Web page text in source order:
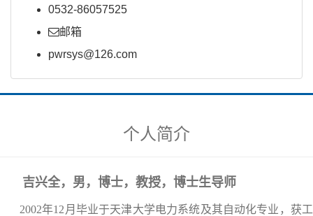
0532-86057525
邮箱
pwrsys@126.com
个人简介
吉兴全，男，博士，教授，博士生导师
2002年12月毕业于天津大学电力系统及其自动化专业，获工